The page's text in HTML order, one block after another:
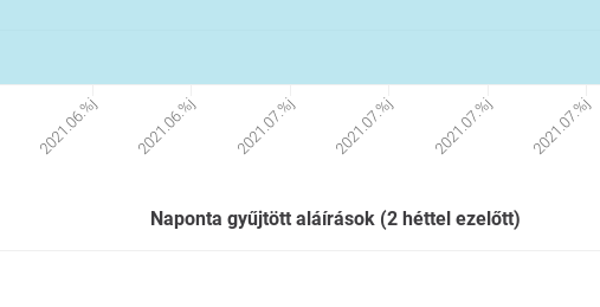
2021.06.%j 2021.06.%j 2021.07.%j 2021.07.%j 2021.07.%j 2021.07.%j
Naponta gyűjtött aláírások (2 héttel ezelőtt)